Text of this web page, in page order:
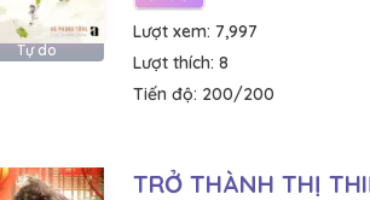
Tự do
Lượt xem: 7,997
Lượt thích: 8
Tiến độ: 200/200
TRỞ THÀNH THỊ